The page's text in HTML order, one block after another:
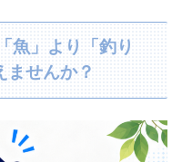
魚」より「釣り
ませんか？